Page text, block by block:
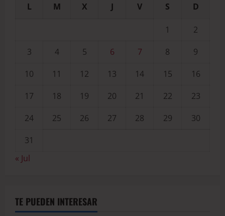
L M X J V S D
1
2
3
4 5 6 7 8
9
10
11 12 13 14 15
16
17
18 19 20 21 22
23
24
25 26 27 28 29
30
31
« Jul
TE PUEDEN INTERESAR